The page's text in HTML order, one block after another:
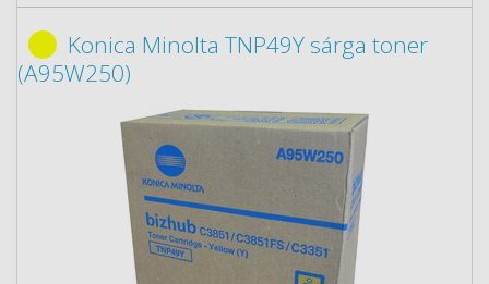
Konica Minolta TNP49Y sárga toner
(A95W250)